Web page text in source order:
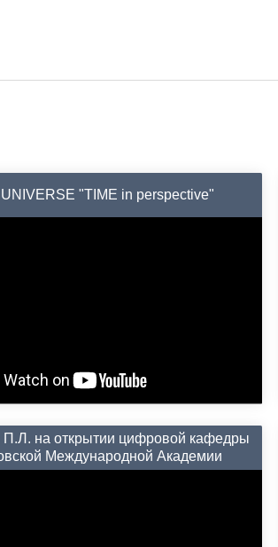
"TIME in perspective"
П.Л. на открытии цифровой кафедры
Международной Академии